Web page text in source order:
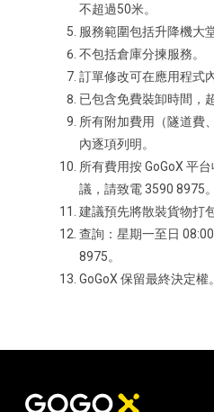
不超過50米。
服務範圍包括升降機大
不包括倉庫分揀服務。
訂單修改可在應用程式
已包含免費裝卸時間，
所有附加費用（隧道費
內逐項列明。
所有費用按 GoGoX 平
議，請致電 3590 8975。
建議預先將散裝貨物打
查詢：星期一至日
8975。
GoGoX 保留最終決定權。